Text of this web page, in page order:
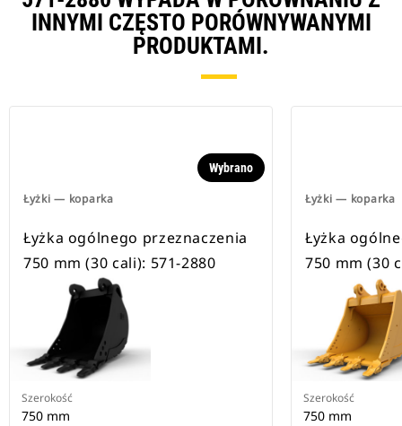
INNYMI CZĘSTO PORÓWNYWANYMI
PRODUKTAMI.
Łyżki — koparka
Wybrano
Łyżka ogólnego przeznaczenia
750 mm (30 cali): 571-2880
Szerokość
750 mm
Łyżki — koparka
Łyżka
750 mm (30
Szerokość
750 mm